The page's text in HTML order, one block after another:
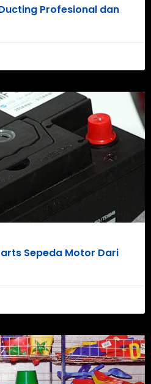
Profesional dan
Sepeda Motor Dari